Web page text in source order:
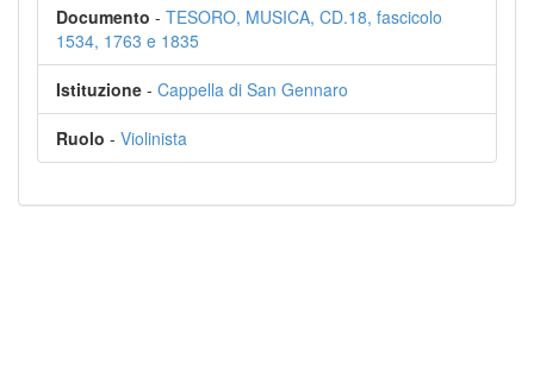
Documento - TESORO, MUSICA, CD.18, fascicolo
1534, 1763 e 1835
Istituzione - Cappella di San Gennaro
Ruolo - Violinista